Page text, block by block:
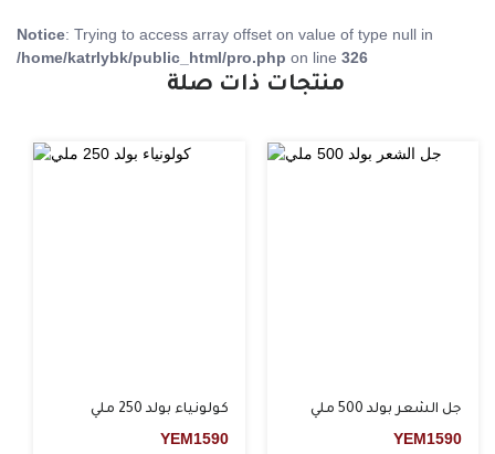
Notice: Trying to access array offset on value of type null in
/home/katrlybk/public_html/pro.php on line 326
منتجات ذات صلة
كولونياء بولد 250 ملي
YEM1590
جل الشعر بولد 500 ملي
YEM1590